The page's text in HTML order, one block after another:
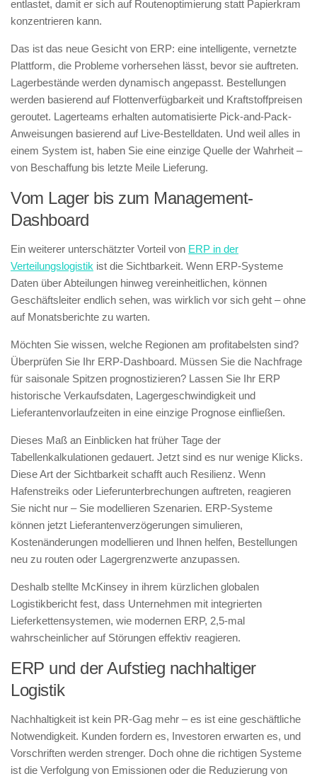
entlastet, damit er sich auf Routenoptimierung statt Papierkram
konzentrieren kann.
Das ist das neue Gesicht von ERP: eine intelligente, vernetzte
Plattform, die Probleme vorhersehen lässt, bevor sie auftreten.
Lagerbestände werden dynamisch angepasst. Bestellungen
werden basierend auf Flottenverfügbarkeit und Kraftstoffpreisen
geroutet. Lagerteams erhalten automatisierte Pick-and-Pack-
Anweisungen basierend auf Live-Bestelldaten. Und weil alles in
einem System ist, haben Sie eine einzige Quelle der Wahrheit –
von Beschaffung bis letzte Meile Lieferung.
Vom Lager bis zum Management-
Dashboard
Ein weiterer unterschätzter Vorteil von ERP in der
Verteilungslogistik ist die Sichtbarkeit. Wenn ERP-Systeme
Daten über Abteilungen hinweg vereinheitlichen, können
Geschäftsleiter endlich sehen, was wirklich vor sich geht – ohne
auf Monatsberichte zu warten.
Möchten Sie wissen, welche Regionen am profitabelsten sind?
Überprüfen Sie Ihr ERP-Dashboard. Müssen Sie die Nachfrage
für saisonale Spitzen prognostizieren? Lassen Sie Ihr ERP
historische Verkaufsdaten, Lagergeschwindigkeit und
Lieferantenvorlaufzeiten in eine einzige Prognose einfließen.
Dieses Maß an Einblicken hat früher Tage der
Tabellenkalkulationen gedauert. Jetzt sind es nur wenige Klicks.
Diese Art der Sichtbarkeit schafft auch Resilienz. Wenn
Hafenstreiks oder Lieferunterbrechungen auftreten, reagieren
Sie nicht nur – Sie modellieren Szenarien. ERP-Systeme
können jetzt Lieferantenverzögerungen simulieren,
Kostenänderungen modellieren und Ihnen helfen, Bestellungen
neu zu routen oder Lagergrenzwerte anzupassen.
Deshalb stellte McKinsey in ihrem kürzlichen globalen
Logistikbericht fest, dass Unternehmen mit integrierten
Lieferkettensystemen, wie modernen ERP, 2,5-mal
wahrscheinlicher auf Störungen effektiv reagieren.
ERP und der Aufstieg nachhaltiger
Logistik
Nachhaltigkeit ist kein PR-Gag mehr – es ist eine geschäftliche
Notwendigkeit. Kunden fordern es, Investoren erwarten es, und
Vorschriften werden strenger. Doch ohne die richtigen Systeme
ist die Verfolgung von Emissionen oder die Reduzierung von